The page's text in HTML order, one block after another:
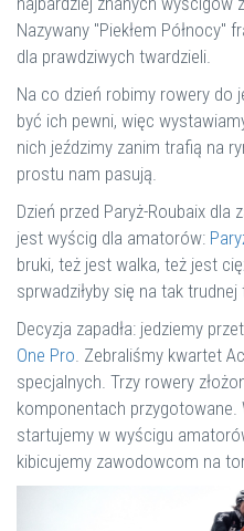
Nazywany "Piekłem Północy"
dla prawdziwych twardzieli.
Na co dzień robimy rowery do
być ich pewni, więc
nich jeździmy zanim trafią na
prostu nam pasują.
Dzień przed Paryż-Roubaix
jest wyścig dla amatorów:
bruki, też jest walka, też jest
sprwadziłyby się na tak trudnej
Decyzja zapadła: jedziemy
One Pro. Zebraliśmy kwartet
specjalnych. Trzy rowery
komponentach przygotowane.
startujemy w wyścigu
kibicujemy zawodowcom na